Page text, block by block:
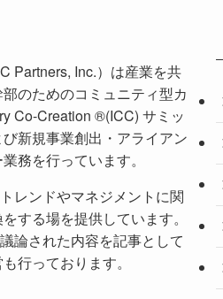
Partners, Inc.）は産業を共
のためのコミュニティ型カ
Co-Creation ®(ICC) サミッ
新規事業創出・アライアン
務を行っています。
レンドやマネジメントに関
する場を提供しています。
論された内容を記事として
行っております。